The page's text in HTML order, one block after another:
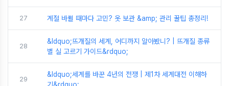
27 계절 바뀔 때마다 고민? 옷 보관 &amp; 관리 꿀팁 총정리!
28
&ldquo;뜨개질의 세계, 어디까지 알아봤니? | 뜨개질 종류
별 실 고르기 가이드&rdquo;
29
&ldquo;세계를 바꾼 4년의 전쟁 | 제1차 세계대전 이해하